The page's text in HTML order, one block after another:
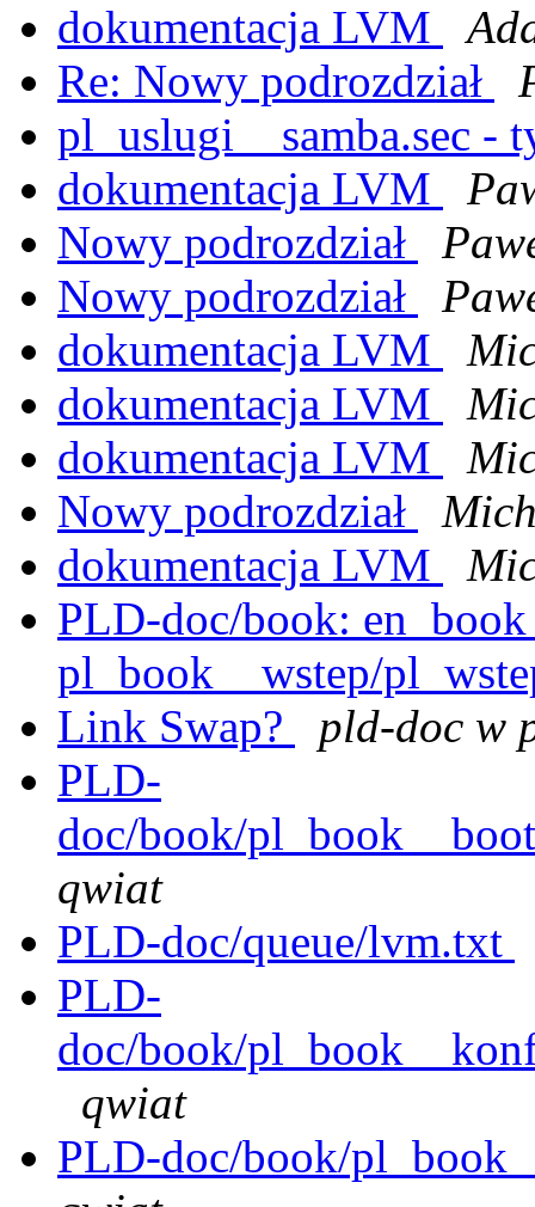
dokumentacja LVM
Re: Nowy podrozdział
pl_uslugi__samba.sec -
dokumentacja LVM
Nowy podrozdział
Nowy podrozdział
dokumentacja LVM
dokumentacja LVM
dokumentacja LVM
Nowy podrozdział
dokumentacja LVM
PLD-doc/book:
pl_book__wstep/
Link Swap?
pld-doc w
PLD-
doc/book/
qwiat
PLD-doc/queue/lvm.txt
PLD-
doc/book/
qwiat
PLD-doc/book/